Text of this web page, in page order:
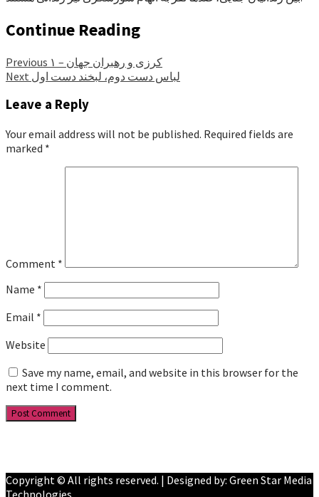
Continue Reading
Previous
کرزی و رهبران جهان – ۱
Next لباس دست دوم، لبخند دست اول
Leave a Reply
Your email address will not be published. Required fields are
marked *
Comment *
Name *
Email *
Website
Save my name, email, and website in this browser for the
next time I comment.
Copyright © All rights reserved. | Designed by: Green Star Media